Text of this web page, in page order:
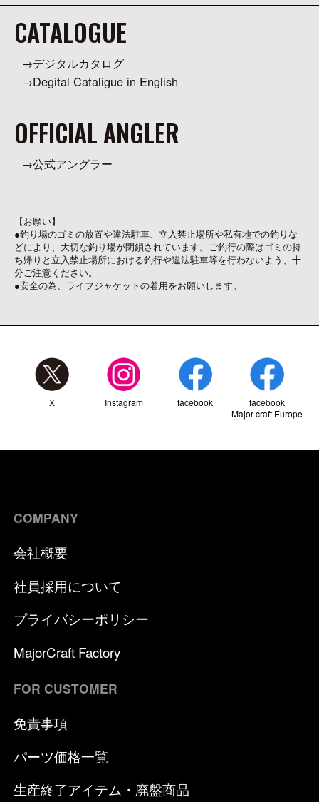
CATALOGUE
デジタルカタログ
Degital Cataligue in English
OFFICIAL ANGLER
公式アングラー
【お願い】
●釣り場のゴミの放置や違法駐車、立入禁止場所や私有地での釣りな
どにより、大切な釣り場が閉鎖されています。ご釣行の際はゴミの持
ち帰りと立入禁止場所における釣行や違法駐車等を行わないよう、十
分ご注意ください。
●安全の為、ライフジャケットの着用をお願いします。
X Instagram facebook
facebook
Major craft Europe
COMPANY
会社概要
社員採用について
プライバシーポリシー
MajorCraft Factory
FOR CUSTOMER
免責事項
パーツ価格一覧
生産終了アイテム・廃盤商品